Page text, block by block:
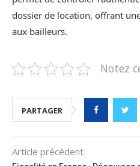
dossier de location, offrant
aux bailleurs.
Notez
PARTAGER
Article précédent